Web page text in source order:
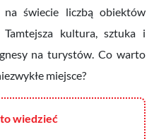
świecie liczbą obiektów
kultura, sztuka i
na turystów. Co warto
miejsce?
wiedzieć